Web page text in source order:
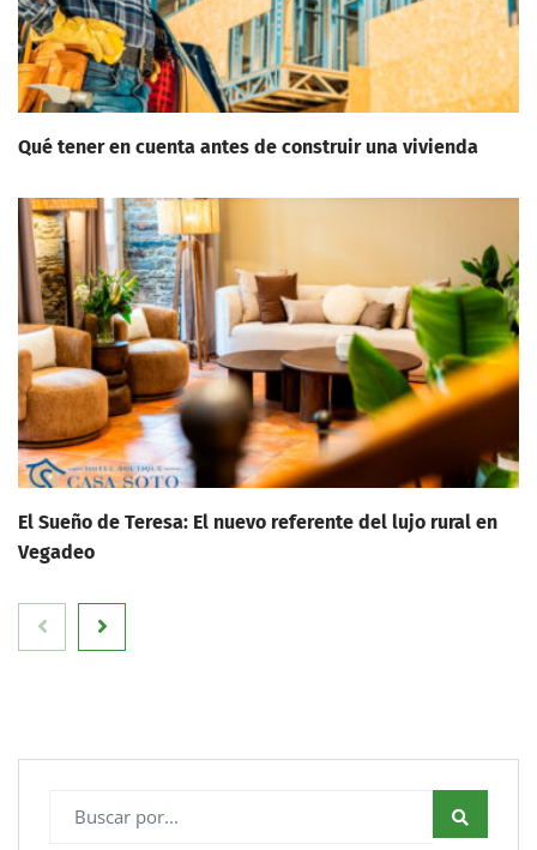
Qué tener en cuenta antes de construir una vivienda
El Sueño de Teresa: El nuevo referente del lujo rural en
Vegadeo